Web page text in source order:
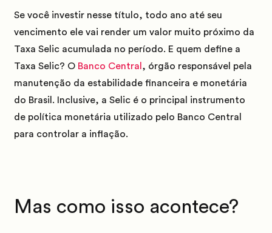
Se você investir nesse título, todo ano até seu
vencimento ele vai render um valor muito próximo da
Taxa Selic acumulada no período. E quem define a
Taxa Selic? O Banco Central , órgão responsável pela
manutenção da estabilidade financeira e monetária
do Brasil .
Inclusive, a Selic é o principal instrumento
de política monetária utilizado pelo Banco Central
para controlar a inflação.
Mas como isso acontece?